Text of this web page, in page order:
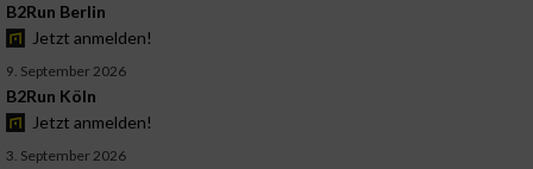
B2Run Berlin
Jetzt anmelden!
9. September 2026
B2Run Köln
Jetzt anmelden!
3. September 2026